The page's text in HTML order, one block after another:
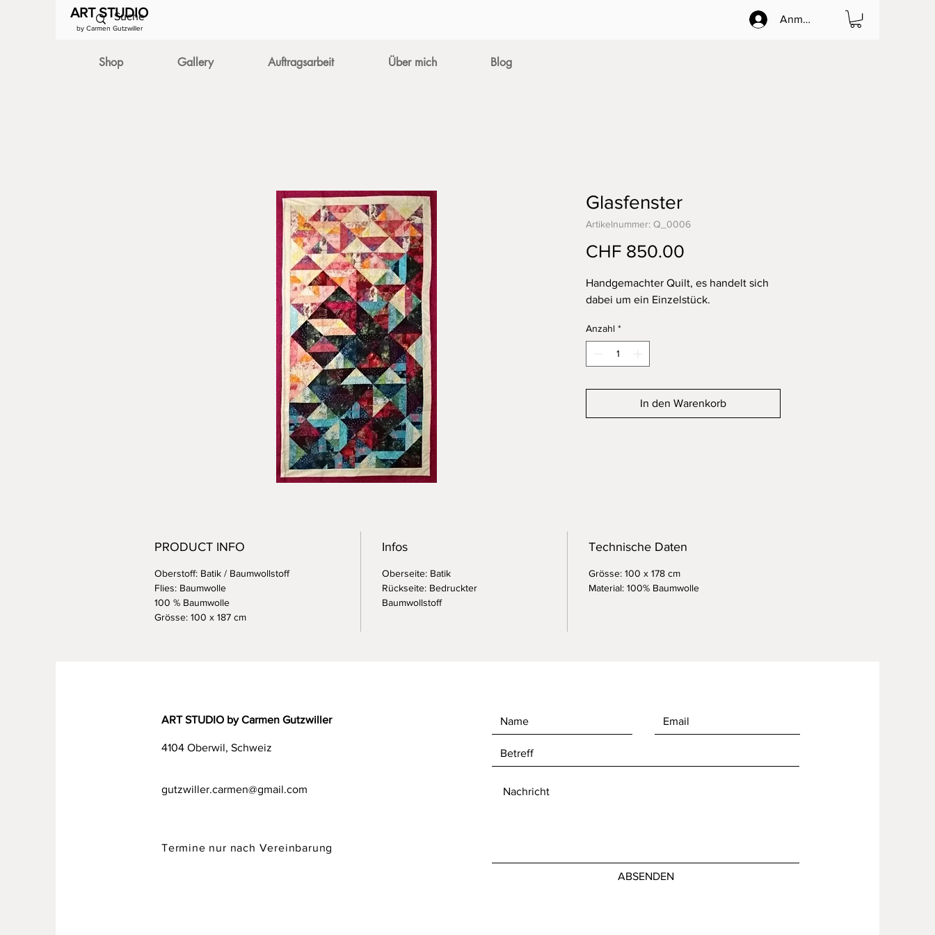
ART STUDIO
by Carmen Gutzwiller
Anmelden
Shop Gallery Auftragsarbeit Über mich Blog
Glasfenster
Artikelnummer: Q_0006
CHF 850.00
Handgemachter Quilt, es handelt sich
dabei um ein Einzelstück.
Anzahl *
In den Warenkorb
PRODUCT INFO
Oberstoff: Batik / Baumwollstoff
Flies: Baumwolle
100 % Baumwolle
Grösse: 100 x 187 cm
Infos
Oberseite: Batik
Rückseite: Bedruckter
Baumwollstoff
Technische Daten
Grösse: 100 x 178 cm
Material: 100% Baumwolle
ART STUDIO by Carmen Gutzwiller
4104 Oberwil, Schweiz
gutzwiller.carmen@gmail.com
Termine nur nach Vereinbarung
ABSENDEN